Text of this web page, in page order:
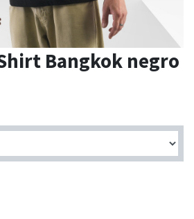
Bangkok negro